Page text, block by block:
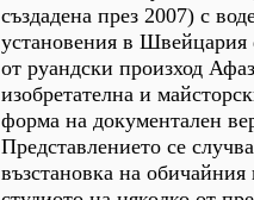
създадена през 2007) с
установения в
от руандски произход
изобретателна и
форма на документален
Представлението се
възстановка на